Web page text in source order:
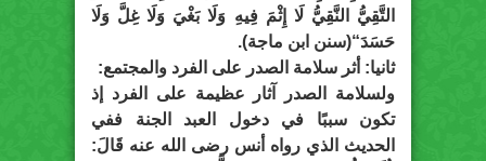
التَّقِيُّ النَّقِيُّ لَا إِثْمَ فِيهِ وَلَا بَغْيَ وَلَا غِلَّ وَلَا
حَسَدَ“(سنن ابن ماجة).
ثانيا: أثر سلامة الصدر على الفرد والمجتمع:
ولسلامة الصدر آثار عظيمة على الفرد إذ
تكون سببًا في دخول العبد الجنة ففي
الحديث الذي رواه أنس رضى الله عنه قَالَ: